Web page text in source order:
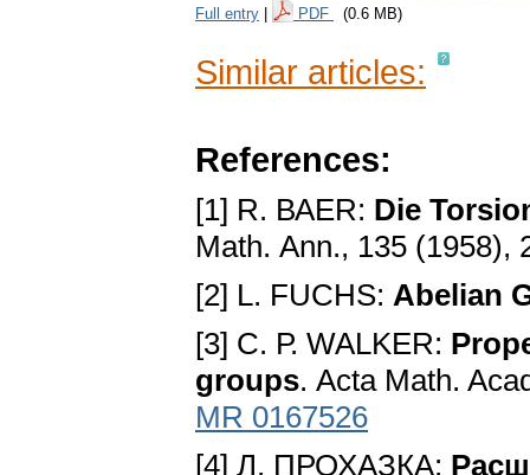
Full entry PDF (0.6 MB)
Similar articles:
References:
[1] R. ВАER: Die
Маth. Аnn., 135 (1958),
[2] L. FUCHS: Аbelian
[3] С. Р. WALKER:
groups. Асta Math.
MR 0167526
[4] Л. ПРОХАЗКА: